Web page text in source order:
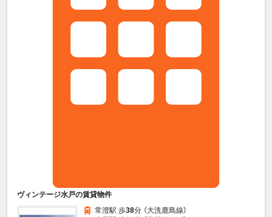
ヴィンテージ水戸の賃貸物件
常澄駅 歩38分 （大洗鹿島線）